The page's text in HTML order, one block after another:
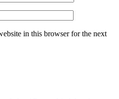
in this browser for the next